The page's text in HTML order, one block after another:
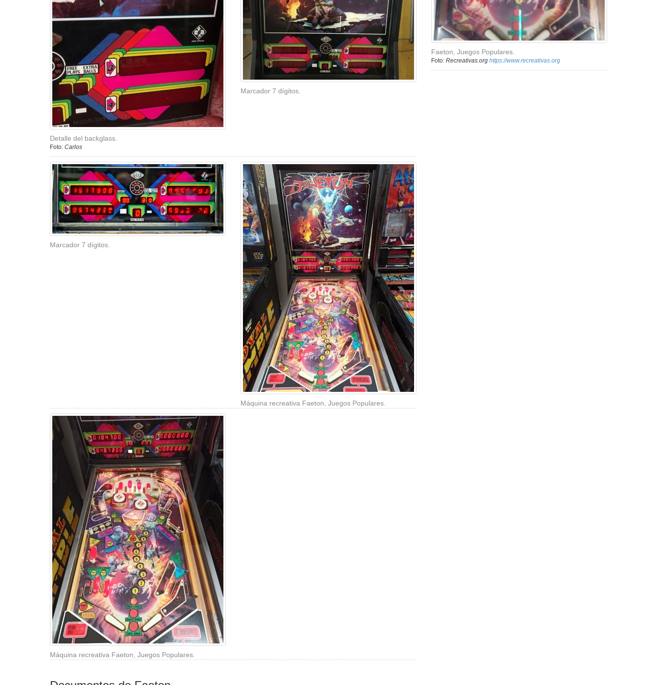
Detalle del backglass.
Foto: Carlos
Marcador 7 dígitos.
Marcador 7 dígitos.
Máquina recreativa Faeton, Juegos Populares.
Máquina recreativa Faeton, Juegos Populares.
Faeton, Juegos Populares.
Foto: Recreativas.org https://www.recreativas.org